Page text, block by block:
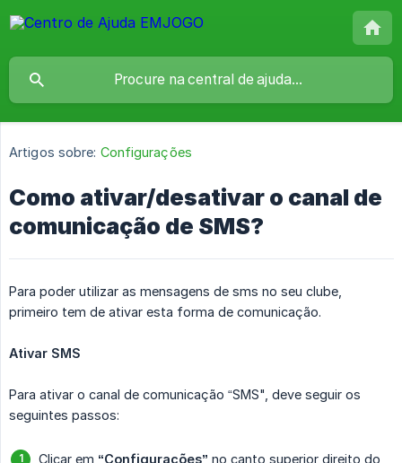
Artigos sobre: Configurações
Como ativar/desativar o canal de
comunicação de SMS?
Para poder utilizar as mensagens de sms no seu clube,
primeiro tem de ativar esta forma de comunicação.
Ativar SMS
Para ativar o canal de comunicação “SMS", deve seguir os
seguintes passos:
Clicar em “Configurações” no canto superior direito do